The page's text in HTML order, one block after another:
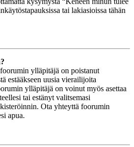
tai lakiasioissa tähän
ylläpitäjä on poistanut
estääkseen uusia vierailijoita
ylläpitäjä on voinut myös asettaa
tai estänyt valitsemasi
Ota yhteyttä foorumin
apua.